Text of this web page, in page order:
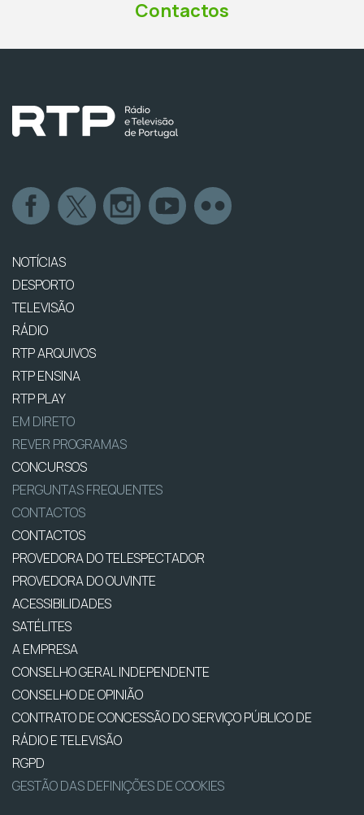
Contactos
NOTÍCIAS
DESPORTO
TELEVISÃO
RÁDIO
RTP ARQUIVOS
RTP ENSINA
RTP PLAY
EM DIRETO
REVER PROGRAMAS
CONCURSOS
PERGUNTAS FREQUENTES
CONTACTOS
CONTACTOS
PROVEDORA DO TELESPECTADOR
PROVEDORA DO OUVINTE
ACESSIBILIDADES
SATÉLITES
A EMPRESA
CONSELHO GERAL INDEPENDENTE
CONSELHO DE OPINIÃO
CONTRATO DE CONCESSÃO DO SERVIÇO PÚBLICO DE
RÁDIO E TELEVISÃO
RGPD
GESTÃO DAS DEFINIÇÕES DE COOKIES